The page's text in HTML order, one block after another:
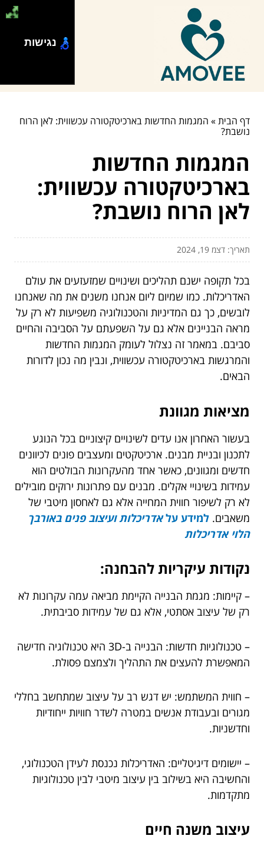
דף הבית» המגמות החדשות בארכיטקטורה עכשווית: לאן הרוח
נושבת?
המגמות החדשות
בארכיטקטורה עכשווית:
לאן הרוח נושבת?
תאריך: דצמ 19, 2024
בכל תקופה ישנם תהליכים ושינויים שמזעזעים את עולם
האדריכלות. כמו שמיום ליום אנחנו משנים את מה שאנחנו
לובשים, כך גם המדיניות והטכנולוגיה משפיעות לא רק על
מראה הבניינים אלא גם על השפעתם על הסביבה והחיים
סביבם. במאמר זה נצלול לעומק המגמות החדשות
והמרגשות בארכיטקטורה עכשווית, ונבין מה נכון לדורות
הבאים.
מציאות מגוונת
בעשור האחרון אנו עדים לשינויים קיצוניים בכל הנוגע
לתכנון ובניית מבנים. ארכיטקטים ומעצבים פונים לכיוונים
חדשים ומגוונים, כאשר אחד מהעקרונות הבולטים הוא
עמידות בשינויי אקלים. מבנים עם פתרונות ירוקים מובילים
לא רק לשיפור חווית המחייה אלא גם לאחסון מיטבי של
משאבים. למידע עלאדריכלות ועיצוב פנים באורבך
הלוי אדריכלות
נקודות עיקריות להבחנה:
– קיימות: מגמת הבנייה הקיימת מביאה עמה עקרונות לא
רק של עיצוב אסתטי, אלא גם של עמידות סביבתית.
– טכנולוגיות חדשות: הבנייה ב-3D היא טכנולוגיה חדישה
המאפשרת להעצים את התהליך ולצמצם פסולת.
– חווית המשתמש: יש דגש רב על עיצוב שמתחשב בחללי
מגורים ובעבודת אנשים במטרה לשדר חוויות ייחודיות
וחדשניות.
– יישומים דיגיטליים: האדריכלות נכנסת לעידן הטכנולוגי,
והחשיבה היא בשילוב בין עיצוב מיטבי לבין טכנולוגיות
מתקדמות.
עיצוב משנה חיים
נגישות